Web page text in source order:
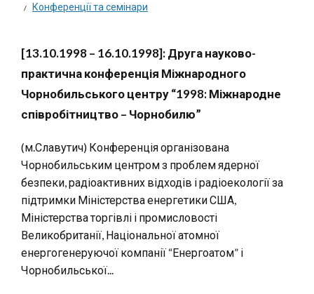
Конференції та семінари
[13.10.1998 – 16.10.1998]: Друга науково-
практична конференція Міжнародного
Чорнобильського центру “1998: Міжнародне
співробітництво – Чорнобилю”
(м.Славутич) Конференція організована
Чорнобильським центром з проблем ядерної
безпеки, радіоактивних відходів і радіоекології за
підтримки Міністерства енергетики США,
Міністерства торгівлі і промисловості
Великобританії, Національної атомної
енергогенеруючої компанії “Енергоатом” і
Чорнобильської...